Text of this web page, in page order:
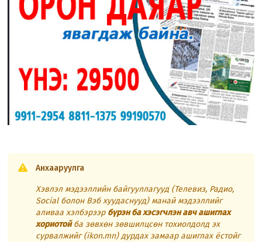
Анхааруулга
Хэвлэл мэдээллийн байгууллагууд (Телевиз, Радио,
Social болон Вэб хуудаснууд) манай мэдээллийг
аливаа хэлбэрээр бүрэн ба хэсэгчлэн авч ашиглах
хориотойба зөвхөн зөвшилцсөн тохиолдолд эх
сурвалжийг (ikon.mn) дурдах замаар ашиглах ёстойг